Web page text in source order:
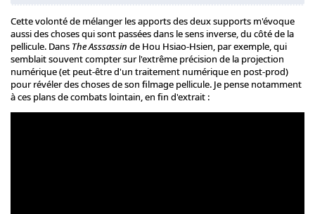
Cette volonté de mélanger les apports des deux supports m'évoque
aussi des choses qui sont passées dans le sens inverse, du côté de la
pellicule. Dans The Asssassin de Hou Hsiao-Hsien, par exemple, qui
semblait souvent compter sur l'extrême précision de la projection
numérique (et peut-être d'un traitement numérique en post-prod)
pour révéler des choses de son filmage pellicule. Je pense notamment
à ces plans de combats lointain, en fin d'extrait :